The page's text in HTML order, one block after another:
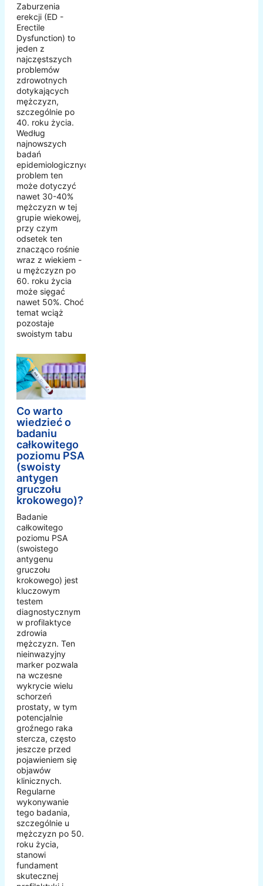
Zaburzenia
erekcji (ED -
Erectile
Dysfunction) to
jeden z
najczęstszych
problemów
zdrowotnych
dotykających
mężczyzn,
szczególnie po
40. roku życia.
Według
najnowszych
badań
epidemiologicznych,
problem ten
może dotyczyć
nawet 30-40%
mężczyzn w tej
grupie wiekowej,
przy czym
odsetek ten
znacząco rośnie
wraz z wiekiem -
u mężczyzn po
60. roku życia
może sięgać
nawet 50%. Choć
temat wciąż
pozostaje
swoistym tabu
Co warto
wiedzieć o
badaniu
całkowitego
poziomu PSA
(swoisty
antygen
gruczołu
krokowego)?
Badanie
całkowitego
poziomu PSA
(swoistego
antygenu
gruczołu
krokowego) jest
kluczowym
testem
diagnostycznym
w profilaktyce
zdrowia
mężczyzn. Ten
nieinwazyjny
marker pozwala
na wczesne
wykrycie wielu
schorzeń
prostaty, w tym
potencjalnie
groźnego raka
stercza, często
jeszcze przed
pojawieniem się
objawów
klinicznych.
Regularne
wykonywanie
tego badania,
szczególnie u
mężczyzn po 50.
roku życia,
stanowi
fundament
skutecznej